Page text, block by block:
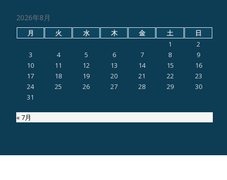
2026年8月
月 火 水 木 金 土
日
1
2
3
4 5 6 7 8
9
10
11 12 13 14 15
16
17
18 19 20 21 22
23
24
25 26 27 28 29
30
31
« 7月